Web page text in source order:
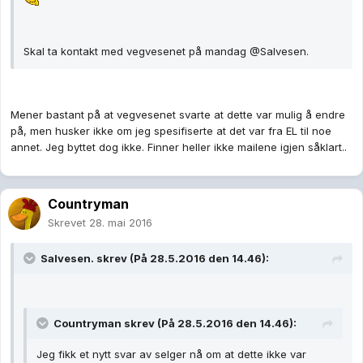
Skal ta kontakt med vegvesenet på mandag @Salvesen.
Mener bastant på at vegvesenet svarte at dette var mulig å endre
på, men husker ikke om jeg spesifiserte at det var fra EL til noe
annet. Jeg byttet dog ikke. Finner heller ikke mailene igjen såklart..
Countryman
Skrevet 28. mai 2016
Salvesen. skrev (På 28.5.2016 den 14.46):
Countryman skrev (På 28.5.2016 den 14.46):
Jeg fikk et nytt svar av selger nå om at dette ikke var